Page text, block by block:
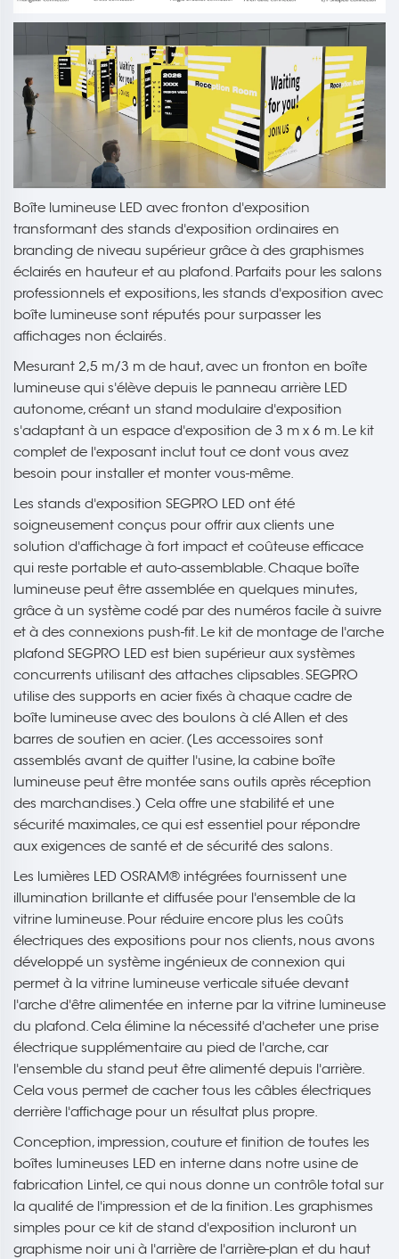
Boîte lumineuse LED avec fronton d'exposition
transformant des stands d'exposition ordinaires en
branding de niveau supérieur grâce à des graphismes
éclairés en hauteur et au plafond. Parfaits pour les salons
professionnels et expositions, les stands d'exposition avec
boîte lumineuse sont réputés pour surpasser les
affichages non éclairés.
Mesurant 2,5 m/3 m de haut, avec un fronton en boîte
lumineuse qui s'élève depuis le panneau arrière LED
autonome, créant un stand modulaire d'exposition
s'adaptant à un espace d'exposition de 3 m x 6 m. Le kit
complet de l'exposant inclut tout ce dont vous avez
besoin pour installer et monter vous-même.
Les stands d'exposition SEGPRO LED ont été
soigneusement conçus pour offrir aux clients une
solution d'affichage à fort impact et coûteuse efficace
qui reste portable et auto-assemblable. Chaque boîte
lumineuse peut être assemblée en quelques minutes,
grâce à un système codé par des numéros facile à suivre
et à des connexions push-fit. Le kit de montage de l'arche
plafond SEGPRO LED est bien supérieur aux systèmes
concurrents utilisant des attaches clipsables. SEGPRO
utilise des supports en acier fixés à chaque cadre de
boîte lumineuse avec des boulons à clé Allen et des
barres de soutien en acier. (Les accessoires sont
assemblés avant de quitter l'usine, la cabine boîte
lumineuse peut être montée sans outils après réception
des marchandises.) Cela offre une stabilité et une
sécurité maximales, ce qui est essentiel pour répondre
aux exigences de santé et de sécurité des salons.
Les lumières LED OSRAM® intégrées fournissent une
illumination brillante et diffusée pour l'ensemble de la
vitrine lumineuse. Pour réduire encore plus les coûts
électriques des expositions pour nos clients, nous avons
développé un système ingénieux de connexion qui
permet à la vitrine lumineuse verticale située devant
l'arche d'être alimentée en interne par la vitrine lumineuse
du plafond. Cela élimine la nécessité d'acheter une prise
électrique supplémentaire au pied de l'arche, car
l'ensemble du stand peut être alimenté depuis l'arrière.
Cela vous permet de cacher tous les câbles électriques
derrière l'affichage pour un résultat plus propre.
Conception, impression, couture et finition de toutes les
boîtes lumineuses LED en interne dans notre usine de
fabrication Lintel, ce qui nous donne un contrôle total sur
la qualité de l'impression et de la finition. Les graphismes
simples pour ce kit de stand d'exposition incluront un
graphisme noir uni à l'arrière de l'arrière-plan et du haut